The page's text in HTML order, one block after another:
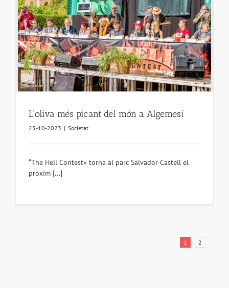
L’oliva més picant del món a Algemesí
25-10-2023 | Societat
“The Hell Contest» torna al parc Salvador Castell el
pròxim [...]
1 2